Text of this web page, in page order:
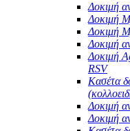
Δοκιμή
Δοκιμή
Δοκιμή
Δοκιμή
Δοκιμή
RSV
Κασέτα
Δοκιμή
Δοκιμή